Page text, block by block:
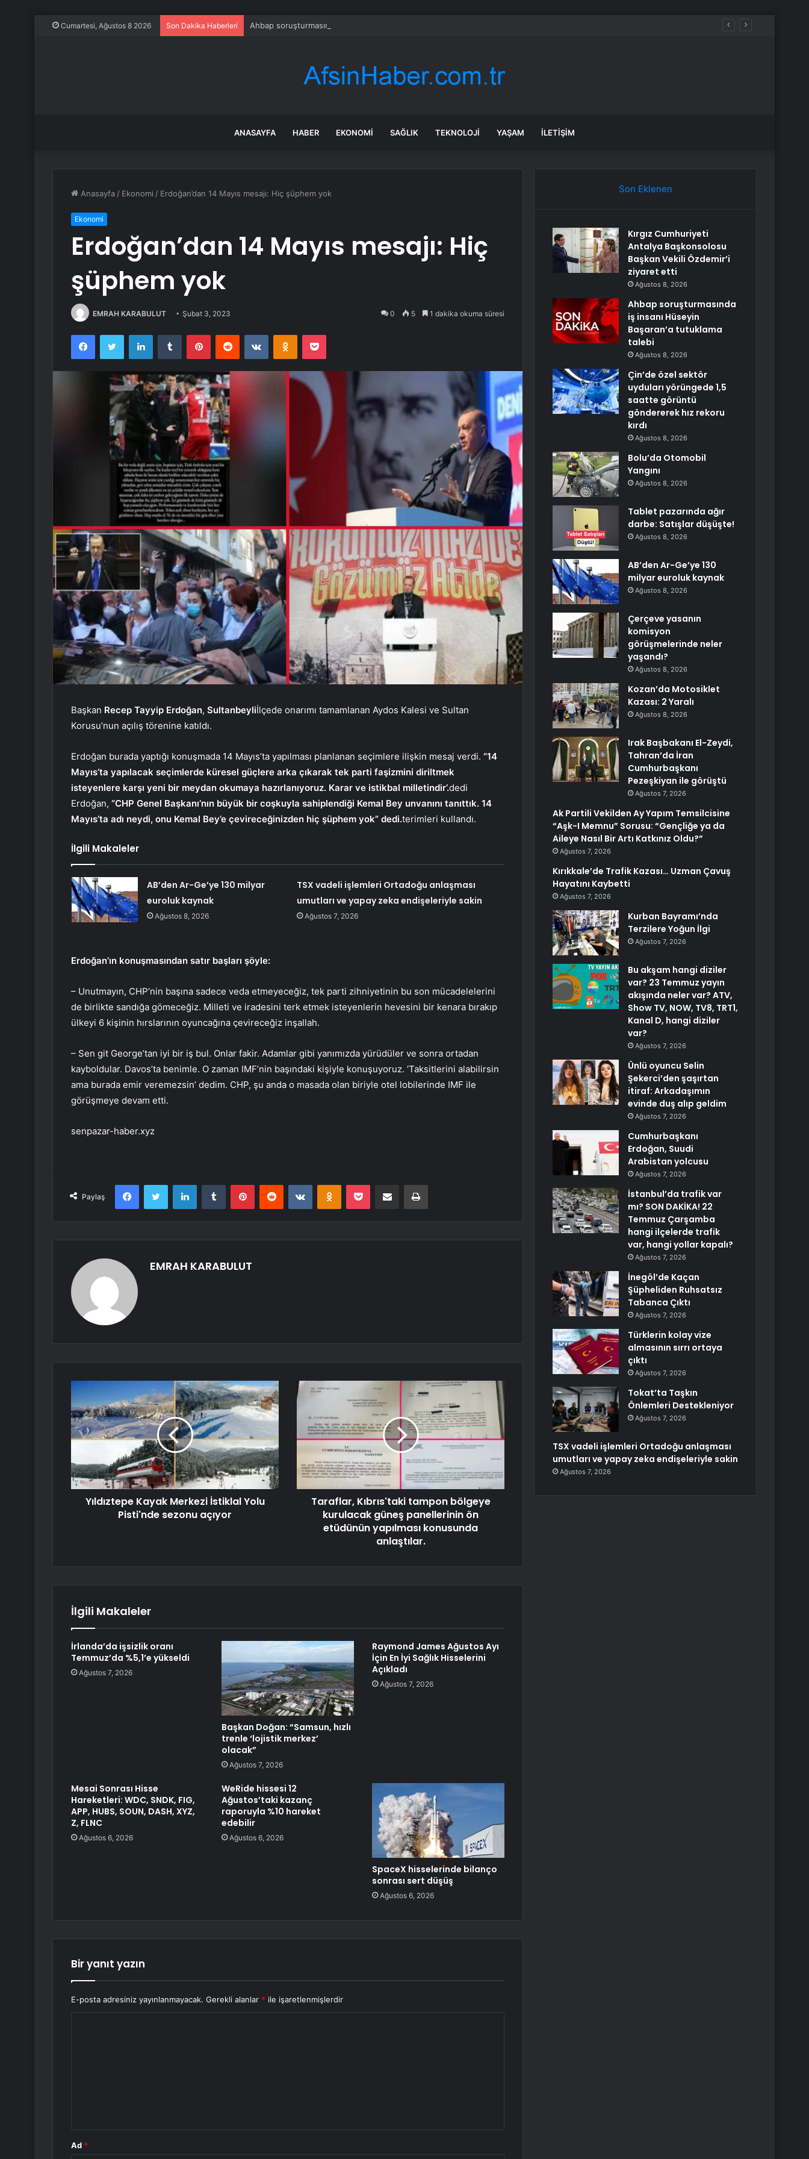
Cumartesi, Ağustos 8 2026 Son Dakika Haberleri Ahbap soruşturmasında iş insanı Hüseyin Başaran’a tutuklama talebi
ANASAYFA HABER EKONOMI SAĞLIK TEKNOLOJI YAŞAM İLETIŞIM
Anasayfa / Ekonomi / Erdoğan’dan 14 Mayıs mesajı: Hiç şüphem yok
Ekonomi
Erdoğan’dan 14 Mayıs mesajı: Hiç
şüphem yok
EMRAH KARABULUT Şubat 3, 2023 0 5 1 dakika okuma süresi
FacebookTwitter LinkedInTumblr PinterestReddit VKontakteOdnoklassniki
Pocket
Başkan Recep Tayyip Erdoğan, Sultanbeyliİlçede onarımı tamamlanan Aydos Kalesi ve Sultan
Korusu’nun açılış törenine katıldı.
Erdoğan burada yaptığı konuşmada 14 Mayıs’ta yapılması planlanan seçimlere ilişkin mesaj verdi. “14
Mayıs’ta yapılacak seçimlerde küresel güçlere arka çıkarak tek parti faşizmini diriltmek
isteyenlere karşı yeni bir meydan okumaya hazırlanıyoruz. Karar ve istikbal milletindir’.dedi
Erdoğan, “CHP Genel Başkanı’nın büyük bir coşkuyla sahiplendiği Kemal Bey unvanını tanıttık. 14
Mayıs’ta adı neydi, onu Kemal Bey’e çevireceğinizden hiç şüphem yok” dedi.terimleri kullandı.
İlgili Makaleler
AB’den Ar-Ge’ye 130 milyar
euroluk kaynak
Ağustos 8, 2026
TSX vadeli işlemleri Ortadoğu anlaşması
umutları ve yapay zeka endişeleriyle sakin
Ağustos 7, 2026
Erdoğan’ın konuşmasından satır başları şöyle:
– Unutmayın, CHP’nin başına sadece veda etmeyeceğiz, tek parti zihniyetinin bu son mücadelelerini
de birlikte sandığa gömeceğiz. Milleti ve iradesini terk etmek isteyenlerin hevesini bir kenara bırakıp
ülkeyi 6 kişinin hırslarının oyuncağına çevireceğiz inşallah.
– Sen git George’tan iyi bir iş bul. Onlar fakir. Adamlar gibi yanımızda yürüdüler ve sonra ortadan
kayboldular. Davos’ta benimle. O zaman IMF’nin başındaki kişiyle konuşuyoruz. ‘Taksitlerini alabilirsin
ama burada emir veremezsin’ dedim. CHP, şu anda o masada olan biriyle otel lobilerinde IMF ile
görüşmeye devam etti.
senpazar-haber.xyz
Paylaş
FacebookTwitter LinkedInTumblr PinterestReddit VKontakteOdnoklassniki
Pocket E-Posta ile paylaş Yazdır
EMRAH KARABULUT
Yıldıztepe Kayak Merkezi İstiklal Yolu
Pisti'nde sezonu açıyor
Taraflar, Kıbrıs'taki tampon bölgeye
kurulacak güneş panellerinin ön
etüdünün yapılması konusunda
anlaştılar.
İlgili Makaleler
İrlanda’da işsizlik oranı
Temmuz’da %5,1’e yükseldi
Ağustos 7, 2026
Başkan Doğan: “Samsun, hızlı
trenle ‘lojistik merkez’
olacak”
Ağustos 7, 2026
Raymond James Ağustos Ayı
İçin En İyi Sağlık Hisselerini
Açıkladı
Ağustos 7, 2026
Mesai Sonrası Hisse
Hareketleri: WDC, SNDK, FIG,
APP, HUBS, SOUN, DASH, XYZ,
Z, FLNC
Ağustos 6, 2026
WeRide hissesi 12
Ağustos’taki kazanç
raporuyla %10 hareket
edebilir
Ağustos 6, 2026
SpaceX hisselerinde bilanço
sonrası sert düşüş
Ağustos 6, 2026
Bir yanıt yazın
E-posta adresiniz yayınlanmayacak. Gerekli alanlar * ile işaretlenmişlerdir
Ad *
Son Eklenen
Kırgız Cumhuriyeti
Antalya Başkonsolosu
Başkan Vekili Özdemir’i
ziyaret etti
Ağustos 8, 2026
Ahbap soruşturmasında
iş insanı Hüseyin
Başaran’a tutuklama
talebi
Ağustos 8, 2026
Çin’de özel sektör
uyduları yörüngede 1,5
saatte görüntü
göndererek hız rekoru
kırdı
Ağustos 8, 2026
Bolu’da Otomobil
Yangını
Ağustos 8, 2026
Tablet pazarında ağır
darbe: Satışlar düşüşte!
Ağustos 8, 2026
AB’den Ar-Ge’ye 130
milyar euroluk kaynak
Ağustos 8, 2026
Çerçeve yasanın
komisyon
görüşmelerinde neler
yaşandı?
Ağustos 8, 2026
Kozan’da Motosiklet
Kazası: 2 Yaralı
Ağustos 8, 2026
Irak Başbakanı El-Zeydi,
Tahran’da İran
Cumhurbaşkanı
Pezeşkiyan ile görüştü
Ağustos 7, 2026
Ak Partili Vekilden Ay Yapım Temsilcisine
“Aşk-I Memnu” Sorusu: “Gençliğe ya da
Aileye Nasıl Bir Artı Katkınız Oldu?”
Ağustos 7, 2026
Kırıkkale’de Trafik Kazası… Uzman Çavuş
Hayatını Kaybetti
Ağustos 7, 2026
Kurban Bayramı’nda
Terzilere Yoğun İlgi
Ağustos 7, 2026
Bu akşam hangi diziler
var? 23 Temmuz yayın
akışında neler var? ATV,
Show TV, NOW, TV8, TRT1,
Kanal D, hangi diziler
var?
Ağustos 7, 2026
Ünlü oyuncu Selin
Şekerci’den şaşırtan
itiraf: Arkadaşımın
evinde duş alıp geldim
Ağustos 7, 2026
Cumhurbaşkanı
Erdoğan, Suudi
Arabistan yolcusu
Ağustos 7, 2026
İstanbul’da trafik var
mı? SON DAKİKA! 22
Temmuz Çarşamba
hangi ilçelerde trafik
var, hangi yollar kapalı?
Ağustos 7, 2026
İnegöl’de Kaçan
Şüpheliden Ruhsatsız
Tabanca Çıktı
Ağustos 7, 2026
Türklerin kolay vize
almasının sırrı ortaya
çıktı
Ağustos 7, 2026
Tokat’ta Taşkın
Önlemleri Destekleniyor
Ağustos 7, 2026
TSX vadeli işlemleri Ortadoğu anlaşması
umutları ve yapay zeka endişeleriyle sakin
Ağustos 7, 2026